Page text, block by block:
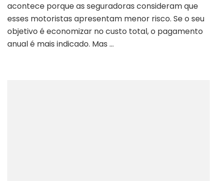
acontece porque as seguradoras consideram que
esses motoristas apresentam menor risco. Se o seu
objetivo é economizar no custo total, o pagamento
anual é mais indicado. Mas …